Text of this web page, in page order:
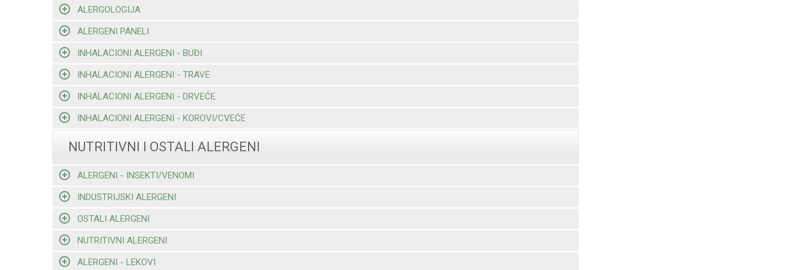
ALERGOLOGIJA
ALERGENI PANELI
INHALACIONI ALERGENI - BUĐI
INHALACIONI ALERGENI - TRAVE
INHALACIONI ALERGENI - DRVEĆE
INHALACIONI ALERGENI - KOROVI/CVEĆE
NUTRITIVNI I OSTALI ALERGENI
ALERGENI - INSEKTI/VENOMI
INDUSTRIJSKI ALERGENI
OSTALI ALERGENI
NUTRITIVNI ALERGENI
ALERGENI - LEKOVI